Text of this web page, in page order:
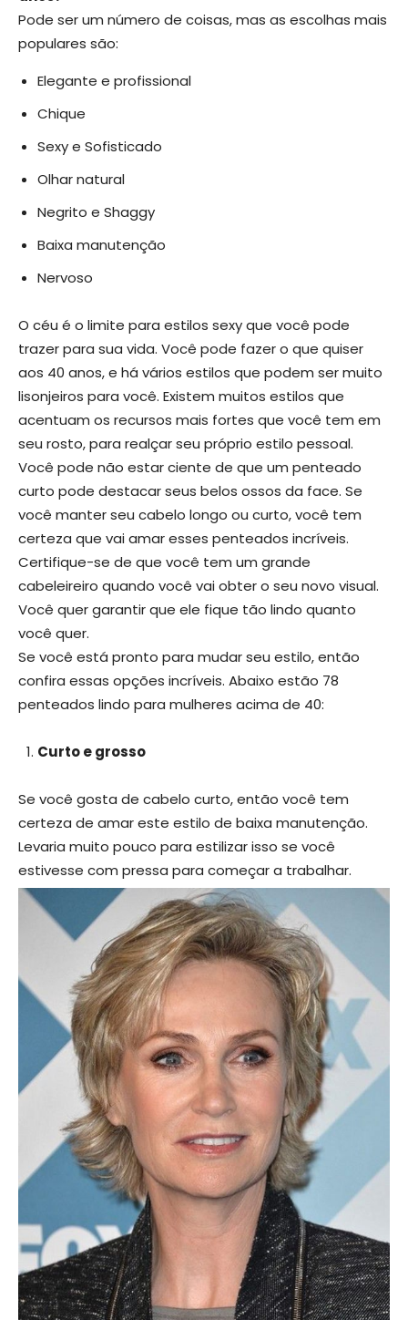
Pode ser um número de coisas, mas as escolhas mais
populares são:
Elegante e profissional
Chique
Sexy e Sofisticado
Olhar natural
Negrito e Shaggy
Baixa manutenção
Nervoso
O céu é o limite para estilos sexy que você pode
trazer para sua vida. Você pode fazer o que quiser
aos 40 anos, e há vários estilos que podem ser muito
lisonjeiros para você. Existem muitos estilos que
acentuam os recursos mais fortes que você tem em
seu rosto, para realçar seu próprio estilo pessoal.
Você pode não estar ciente de que um penteado
curto pode destacar seus belos ossos da face. Se
você manter seu cabelo longo ou curto, você tem
certeza que vai amar esses penteados incríveis.
Certifique-se de que você tem um grande
cabeleireiro quando você vai obter o seu novo visual.
Você quer garantir que ele fique tão lindo quanto
você quer.
Se você está pronto para mudar seu estilo, então
confira essas opções incríveis. Abaixo estão 78
penteados lindo para mulheres acima de 40:
Curto e grosso
Se você gosta de cabelo curto, então você tem
certeza de amar este estilo de baixa manutenção.
Levaria muito pouco para estilizar isso se você
estivesse com pressa para começar a trabalhar.